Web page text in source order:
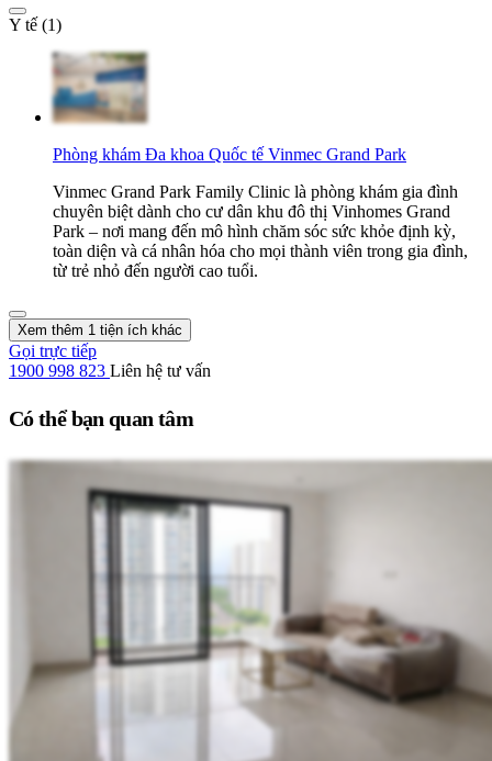
Y tế (1)
Phòng khám Đa khoa Quốc tế Vinmec Grand Park
Vinmec Grand Park Family Clinic là phòng khám gia đình
chuyên biệt dành cho cư dân khu đô thị Vinhomes Grand
Park – nơi mang đến mô hình chăm sóc sức khỏe định kỳ,
toàn diện và cá nhân hóa cho mọi thành viên trong gia đình,
từ trẻ nhỏ đến người cao tuổi.
Xem thêm 1 tiện ích khác
Gọi trực tiếp
1900 998 823 Liên hệ tư vấn
Có thể bạn quan tâm